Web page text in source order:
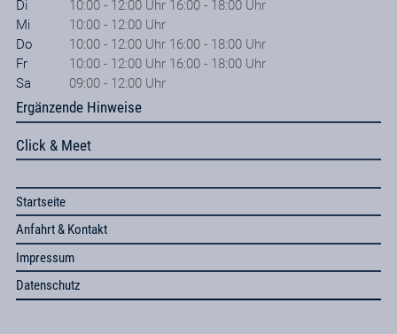
Di
10:00 - 12:00 Uhr 16:00 - 18:00 Uhr
Mi
10:00 - 12:00 Uhr
Do
10:00 - 12:00 Uhr 16:00 - 18:00 Uhr
Fr
10:00 - 12:00 Uhr 16:00 - 18:00 Uhr
Sa
09:00 - 12:00 Uhr
Ergänzende Hinweise
Click & Meet
Startseite
Anfahrt & Kontakt
Impressum
Datenschutz